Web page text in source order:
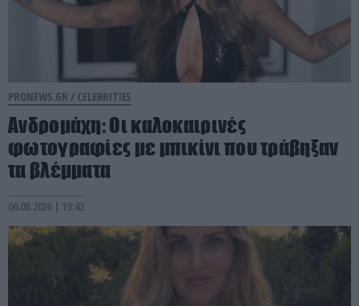
PRONEWS.GR / CELEBRITIES
Ανδρομάχη: Οι καλοκαιρινές
φωτογραφίες με μπικίνι που τράβηξαν
τα βλέμματα
06.08.2026 | 19:42